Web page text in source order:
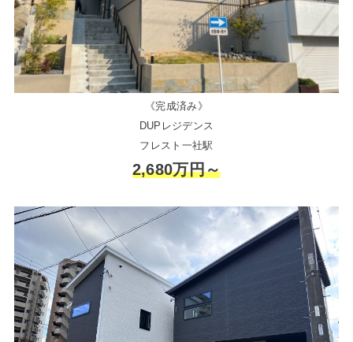
《完成済み》
DUPレジデンス
フレスト一社駅
2,680万円～